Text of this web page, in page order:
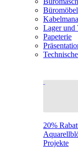
Büromöbel
Lager und
Papeterie
20%
Projekte